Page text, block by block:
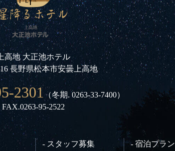
高地 大正池ホテル
長野県松本市安曇上高地
2301（冬期.0263-33-7400）
FAX.0263-95-2522
- スタッフ募集 - 宿泊プラン